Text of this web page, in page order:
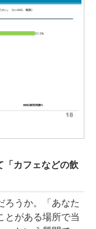
「カフェなどの飲
うか。「あなた
とがある場所で当